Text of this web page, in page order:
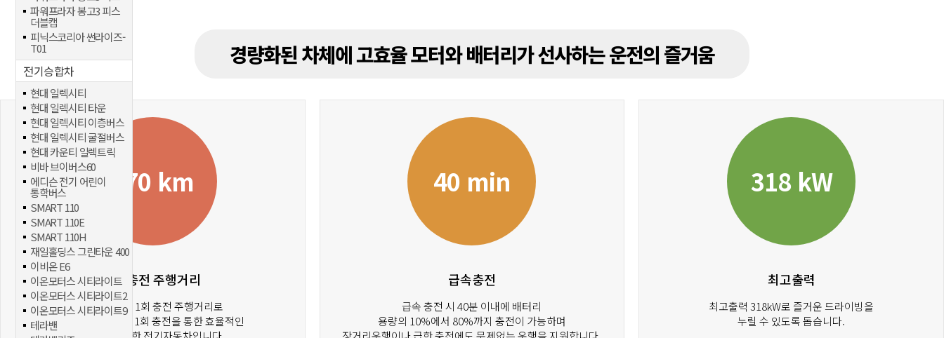
파워프라자 봉고3 피스
더블캡
피닉스코리아 썬라이즈-
T01
전기승합차
현대 일렉시티
현대 일렉시티 타운
현대 일렉시티 이층버스
현대 일렉시티 굴절버스
현대 카운티 일렉트릭
비바 브이버스60
에디슨 전기 어린이
통학버스
SMART 110
SMART 110E
SMART 110H
재일홀딩스 그린타운 400
이비온 E6
이온모터스 시티라이트
이온모터스 시티라이트2
이온모터스 시티라이트9
테라밴
경량화된 차체에 고효율 모터와 배터리가 선사하는 운전의 즐거움
370 km
1회 충전 주행거리
370km까지 1회 충전 주행거리로
장거리 운행에도 1회 충전을 통한 효율적인
40 min
급속충전
급속 충전 시 40분 이내에 배터리
용량의 10%에서 80%까지 충전이 가능하며
318 kW
최고출력
최고출력 318kW로 즐거운 드라이빙을
누릴 수 있도록 돕습니다.